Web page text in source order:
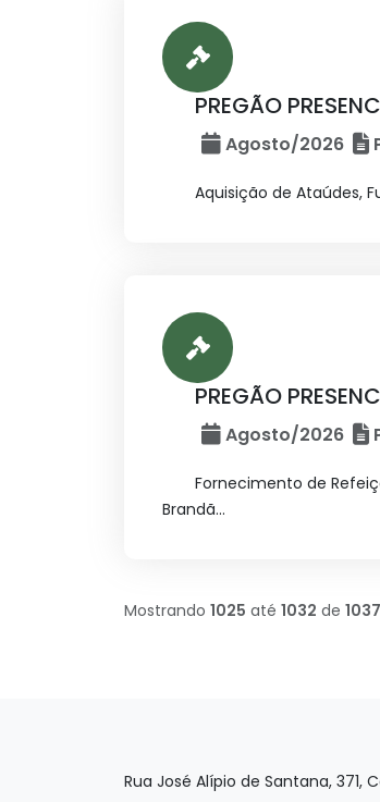
PREGÃO
Agosto/2026
Aquisição de Ataúdes,
PREGÃO
Agosto/2026
Fornecimento de
Brandã...
Mostrando 1025 até 1032 de 1037
Rua José Alípio de Santana, 371,